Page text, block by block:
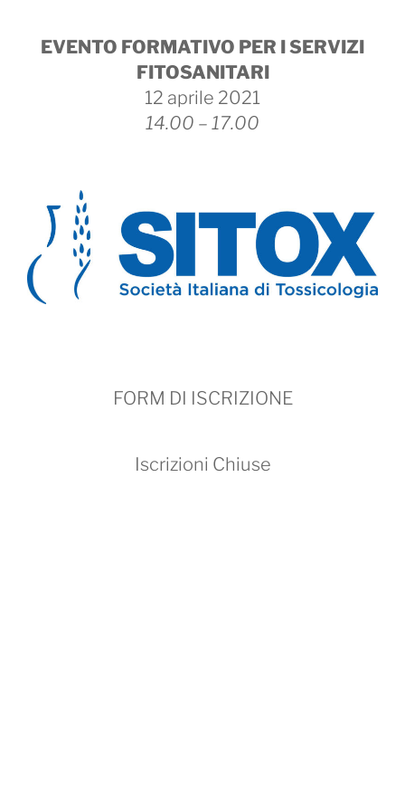
contentEVENTO FORMATIVO PER I SERVIZI
FITOSANITARI
12 aprile 2021
14.00 – 17.00
FORM DI ISCRIZIONE
Iscrizioni Chiuse